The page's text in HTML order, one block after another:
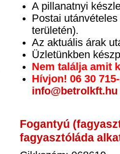
A pillanatnyi
Postai
területén).
Az aktuális árak
Üzletünkben
Nem találja amit
Hívjon! 06 30
info@betrolkft.hu
Fogantyú
fagyasztóláda